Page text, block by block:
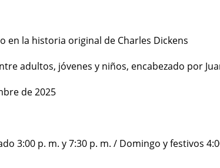
en la historia original de Charles Dickens
adultos, jóvenes y niños, encabezado por
de 2025
3:00 p. m. y 7:30 p. m. / Domingo y festivos